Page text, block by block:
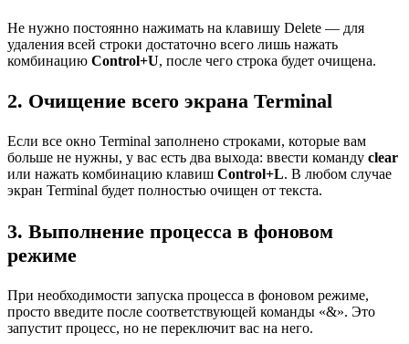
Не нужно постоянно нажимать на клавишу Delete — для
удаления всей строки достаточно всего лишь нажать
комбинацию Control+U, после чего строка будет очищена.
2. Очищение всего экрана Terminal
Если все окно Terminal заполнено строками, которые вам
больше не нужны, у вас есть два выхода: ввести команду clear
или нажать комбинацию клавиш Control+L. В любом случае
экран Terminal будет полностью очищен от текста.
3. Выполнение процесса в фоновом
режиме
При необходимости запуска процесса в фоновом режиме,
просто введите после соответствующей команды «&». Это
запустит процесс, но не переключит вас на него.